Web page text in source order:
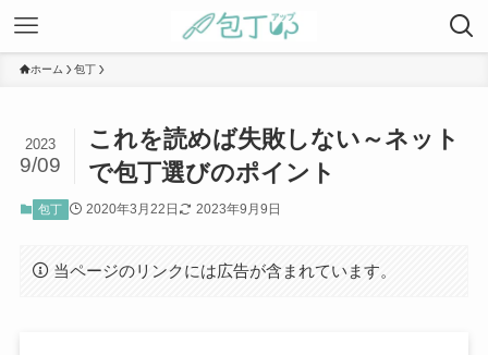
ホーム 包丁
これを読めば失敗しない～ネット
で包丁選びのポイント
2023
9/09
包丁 2020年3月22日 2023年9月9日
当ページのリンクには広告が含まれています。